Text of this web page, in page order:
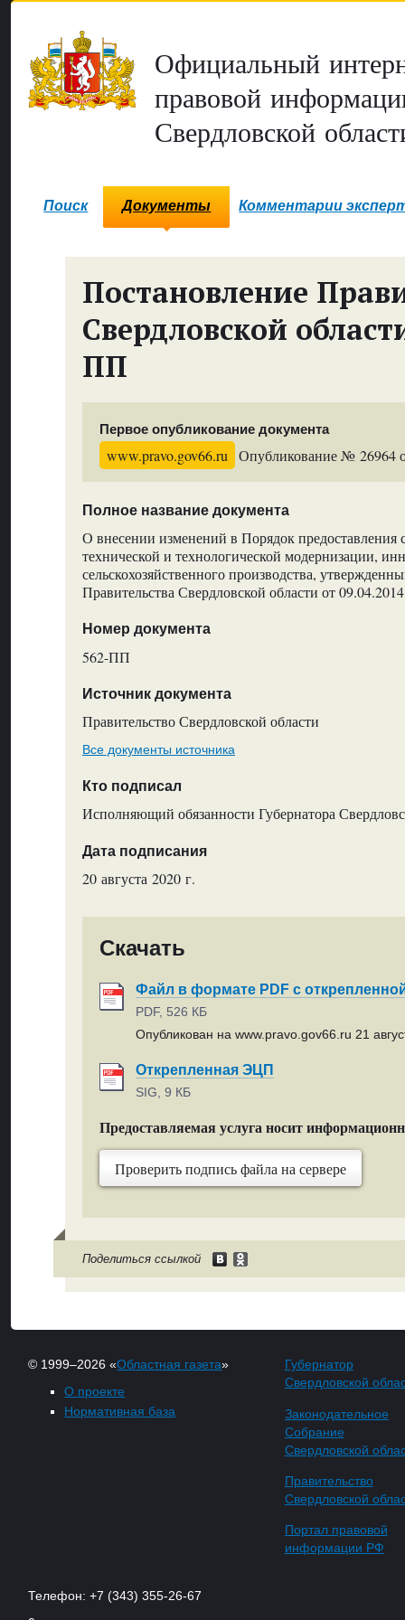
Официальный
правовой
Свердловской
Поиск Документы Комментарии
Постановление
Свердловской
ПП
Первое опубликование документа
www.pravo.gov66.ru Опубликование № 26964
Полное название документа
О внесении изменений в Порядок предоставления
технической и технологической модернизации,
сельскохозяйственного производства,
Правительства Свердловской области от
Номер документа
562-ПП
Источник документа
Правительство Свердловской области
Все документы источника
Кто подписал
Исполняющий обязанности Губернатора
Дата подписания
20 августа 2020 г.
Скачать
Файл в формате PDF с
PDF, 526 КБ
Опубликован на www.pravo.gov66.ru 21
Открепленная ЭЦП
SIG, 9 КБ
Предоставляемая услуга носит
Проверить подпись файла на сервере
Поделиться ссылкой
© 1999–2026 «Областная газета»
О проекте
Нормативная база
Губернатор
Свердловской
Законодательное
Собрание
Свердловской
Правительство
Свердловской
Портал правовой
информации РФ
Телефон: +7 (343) 355-26-67